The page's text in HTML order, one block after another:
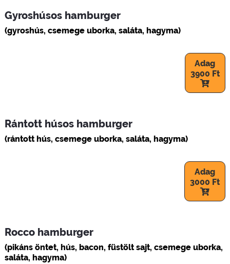
Gyroshúsos hamburger
(gyroshús, csemege uborka, saláta, hagyma)
Adag
3900 Ft
Rántott húsos hamburger
(rántott hús, csemege uborka, saláta, hagyma)
Adag
3000 Ft
Rocco hamburger
(pikáns öntet, hús, bacon, füstölt sajt, csemege uborka,
saláta, hagyma)